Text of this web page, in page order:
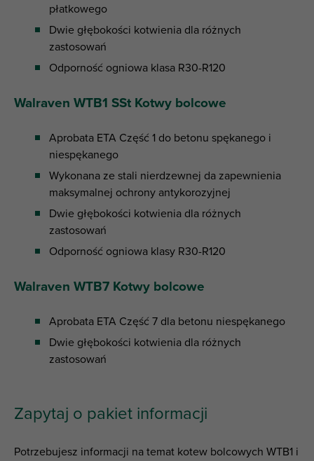
płatkowego
Dwie głębokości kotwienia dla różnych
zastosowań
Odporność ogniowa klasa R30-R120
Walraven WTB1 SSt Kotwy bolcowe
Aprobata ETA Część 1 do betonu spękanego i
niespękanego
Wykonana ze stali nierdzewnej da zapewnienia
maksymalnej ochrony antykorozyjnej
Dwie głębokości kotwienia dla różnych
zastosowań
Odporność ogniowa klasy R30-R120
Walraven WTB7 Kotwy bolcowe
Aprobata ETA Część 7 dla betonu niespękanego
Dwie głębokości kotwienia dla różnych
zastosowań
Zapytaj o pakiet informacji
Potrzebujesz informacji na temat kotew bolcowych WTB1 i